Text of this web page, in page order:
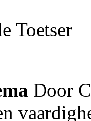
Toetser
Door